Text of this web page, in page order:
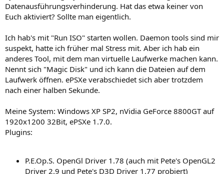
Datenausführungsverhinderung. Hat das etwa keiner von
Euch aktiviert? Sollte man eigentlich.
Ich hab's mit "Run ISO" starten wollen. Daemon tools sind mir
suspekt, hatte ich früher mal Stress mit. Aber ich hab ein
anderes Tool, mit dem man virtuelle Laufwerke machen kann.
Nennt sich "Magic Disk" und ich kann die Dateien auf dem
Laufwerk öffnen. ePSXe verabschiedet sich aber trotzdem
nach einer halben Sekunde.
Meine System: Windows XP SP2, nVidia GeForce 8800GT auf
1920x1200 32Bit, ePSXe 1.7.0.
Plugins:
P.E.Op.S. OpenGl Driver 1.78 (auch mit Pete's OpenGL2
Driver 2.9 und Pete's D3D Driver 1.77 probiert)